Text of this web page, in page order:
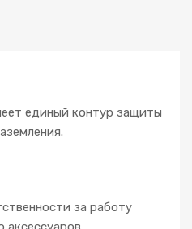
единый контур защиты
за работу